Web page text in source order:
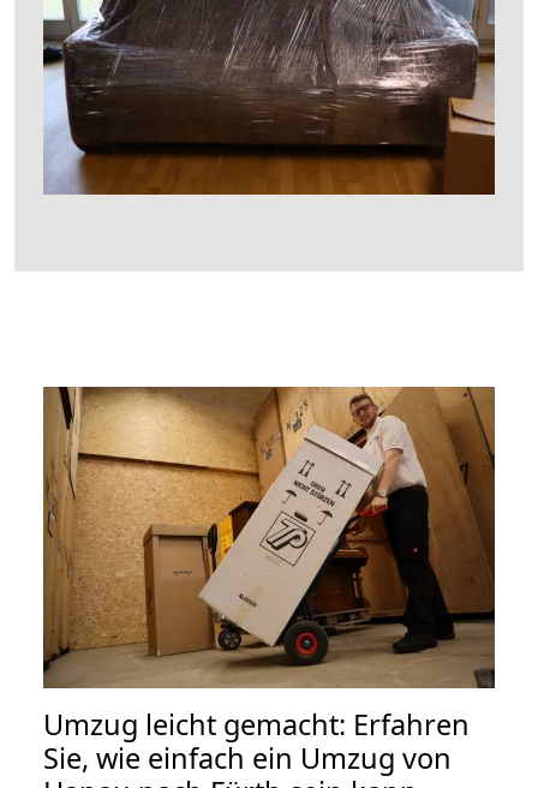
Umzug leicht gemacht: Erfahren
Sie, wie einfach ein Umzug von